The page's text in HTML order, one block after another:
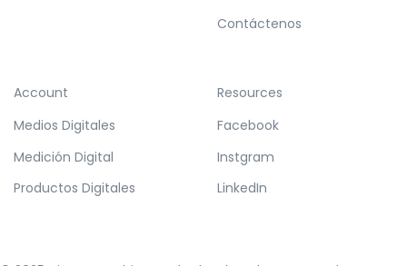
Contáctenos
Account
Medios Digitales
Medición Digital
Productos Digitales
Resources
Facebook
Instgram
LinkedIn